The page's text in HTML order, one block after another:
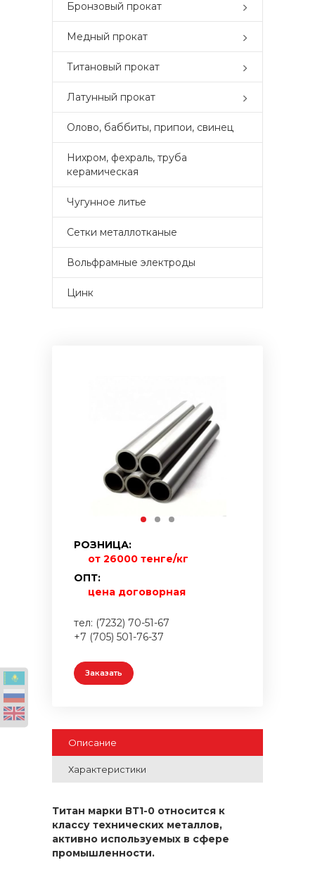
Бронзовый прокат
Медный прокат
Титановый прокат
Латунный прокат
Олово, баббиты, припои, свинец
Нихром, фехраль, труба
керамическая
Чугунное литье
Сетки металлотканые
Вольфрамные электроды
Цинк
РОЗНИЦА:
от 26000 тенге/кг
ОПТ:
цена договорная
тел: (7232) 70-51-67
+7 (705) 501-76-37
Заказать
Описание
Характеристики
Титан марки ВТ1-0 относится к
классу технических металлов,
активно используемых в сфере
промышленности.